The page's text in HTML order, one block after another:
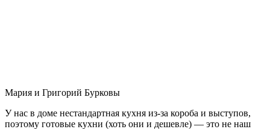
Мария и Григорий Бурковы
У нас в доме нестандартная кухня из-за короба и выступов,
поэтому готовые кухни (хоть они и дешевле) — это не наш